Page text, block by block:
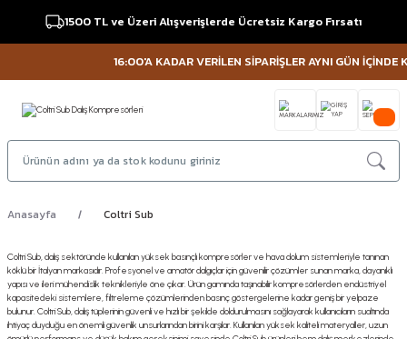
1500 TL ve Üzeri Alışverişlerde Ücretsiz Kargo Fırsatı
16:00'A KADAR VERİLEN SİPARİŞLER AYNI GÜN İÇİNDE
Anasayfa Coltri Sub
Coltri Sub, dalış sektöründe kullanılan yüksek basınçlı kompresörler ve hava dolum sistemleriyle tanınan
köklü bir İtalyan markasıdır. Profesyonel ve amatör dalgıçlar için güvenilir çözümler sunan marka, dayanıklı
yapısı ve ileri mühendislik teknikleriyle öne çıkar. Ürün gamında taşınabilir kompresörlerden endüstriyel
kapasitedeki sistemlere, filtreleme çözümlerinden basınç göstergelerine kadar geniş bir yelpaze
bulunur. Coltri Sub, dalış tüplerinin güvenli ve hızlı bir şekilde doldurulmasını sağlayarak kullanıcıların sualtında
ihtiyaç duyduğu en önemli güvenlik unsurlarından birini karşılar. Kullanılan yüksek kaliteli materyaller, uzun